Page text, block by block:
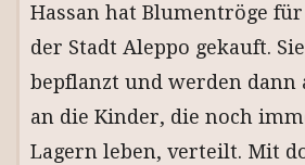
Hassan hat Blumentröge
der Stadt Aleppo gekauft.
bepflanzt und werden dann
an die Kinder, die noch
Lagern leben, verteilt. Mit